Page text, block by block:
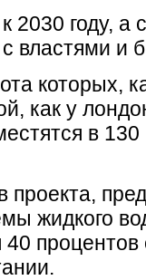
2030 году, а
властями и
которых,
как у
в 130
жидкого